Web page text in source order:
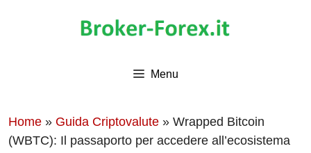
Menu
Home » Guida Criptovalute » Wrapped Bitcoin
(WBTC): Il passaporto per accedere all’ecosistema